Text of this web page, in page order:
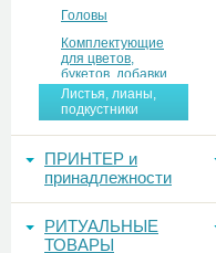
Головы
Комплектующие
для цветов,
букетов, добавки
Листья, лианы,
подкустники
ПРИНТЕР и
принадлежности
РИТУАЛЬНЫЕ
ТОВАРЫ